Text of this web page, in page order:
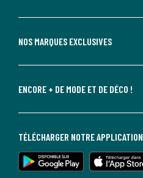
NOS MARQUES EXCLUSIVES
ENCORE + DE MODE ET DE DÉCO !
TÉLÉCHARGER NOTRE APPLICATION